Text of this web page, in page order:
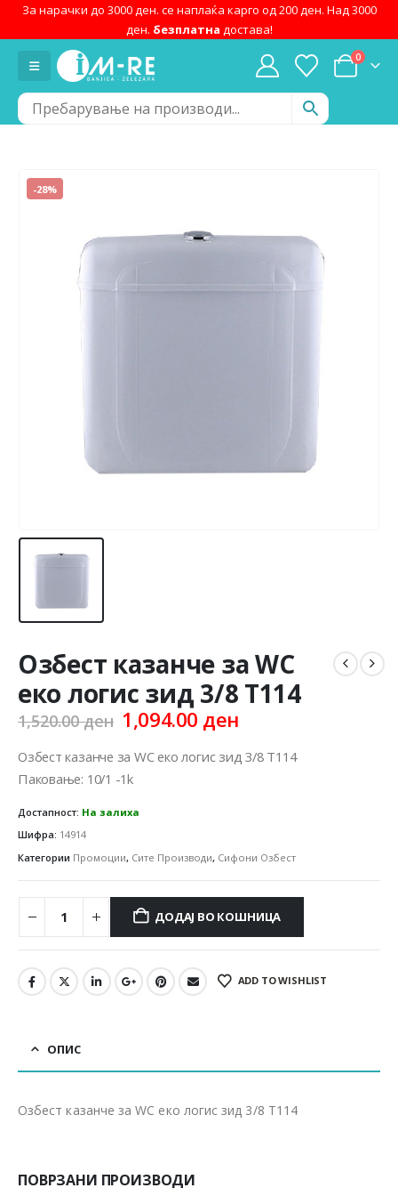
За нарачки до 3000 ден. се наплаќа карго од 200 ден. Над 3000
ден. безплатна достава!
0
-28%
Озбест казанче за WC
еко логис зид 3/8 Т114
1,520.00ден Original
price
was:
1,520.00 ден.
1,094.00 ден
is:
Озбест казанче за WC еко логис зид 3/8 Т114
Паковање: 10/1 -1k
Достапност: На залиха
Шифра: 14914
Категории Промоции, Сите Производи, Сифони Озбест
ДОДАЈ ВО КОШНИЦА
ADD TO WISHLIST
ОПИС
Озбест казанче за WC еко логис зид 3/8 Т114
ПОВРЗАНИ ПРОИЗВОДИ